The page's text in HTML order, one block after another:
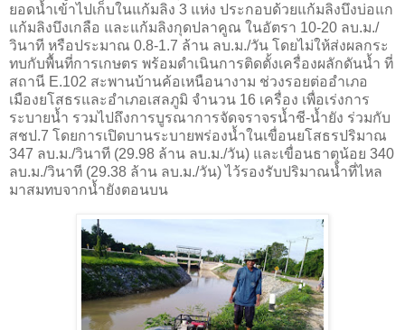
ยอดน้ำเข้าไปเก็บในแก้มลิง 3 แห่ง ประกอบด้วยแก้มลิงบึงบ่อแก
แก้มลิงบึงเกลือ และแก้มลิงกุดปลาคูณ ในอัตรา 10-20 ลบ.ม./
วินาที หรือประมาณ 0.8-1.7 ล้าน ลบ.ม./วัน โดยไม่ให้ส่งผลกระ
ทบกับพื้นที่การเกษตร พร้อมดำเนินการติดตั้งเครื่องผลักดันน้ำ ที่
สถานี E.102 สะพานบ้านค้อเหนือนางาม ช่วงรอยต่ออำเภอ
เมืองยโสธรและอำเภอเสลภูมิ จำนวน 16 เครื่อง เพื่อเร่งการ
ระบายน้ำ รวมไปถึงการบูรณาการจัดจราจรน้ำชี-น้ำยัง ร่วมกับ
สชป.7 โดยการเปิดบานระบายพร่องน้ำในเขื่อนยโสธรปริมาณ
347 ลบ.ม./วินาที (29.98 ล้าน ลบ.ม./วัน) และเขื่อนธาตุน้อย 340
ลบ.ม./วินาที (29.38 ล้าน ลบ.ม./วัน) ไว้รองรับปริมาณน้ำที่ไหล
มาสมทบจากน้ำยังตอนบน